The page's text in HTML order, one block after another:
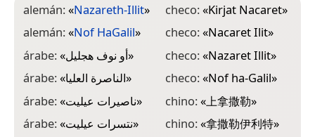
alemán:«Nazareth-Illit»
alemán:«Nof HaGalil»
árabe:«أو نوف هجليل»
árabe:«الناصرة العليا»
árabe:«ناصيرات عيليت»
árabe:«نتسرات عيليت»
checo:«Kirjat Nacaret»
checo:«Nacaret Ilit»
checo:«Nazaret Illit»
checo:«Nof ha-Galil»
chino:«上拿撒勒»
chino:«拿撒勒伊利特»